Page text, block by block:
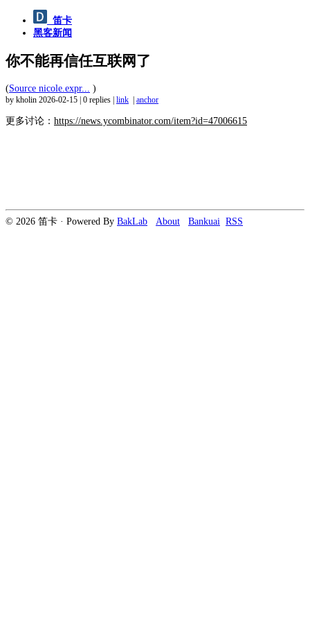
笛卡
黑客新闻
你不能再信任互联网了
(Source nicole.expr... )
by kholin 2026-02-15 0 replies link anchor
更多讨论： https://news.ycombinator.com/item?id=47006615
© 2026 笛卡 · Powered By BakLab About Bankuai RSS